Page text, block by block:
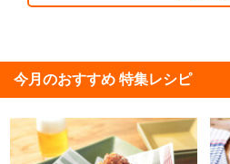
今月のおすすめ 特集レシピ